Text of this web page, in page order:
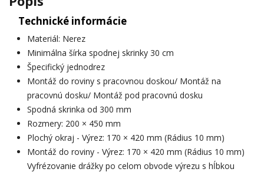
Technické informácie
Materiál: Nerez
Minimálna šírka spodnej skrinky 30 cm
Špecifický jednodrez
Montáž do roviny s pracovnou doskou/ Montáž na
pracovnú dosku/ Montáž pod pracovnú dosku
Spodná skrinka od 300 mm
Rozmery: 200 × 450 mm
Plochý okraj - Výrez: 170 × 420 mm (Rádius 10 mm)
Montáž do roviny - Výrez: 170 × 420 mm (Rádius 10 mm)
Vyfrézovanie drážky po celom obvode výrezu s hĺbkou